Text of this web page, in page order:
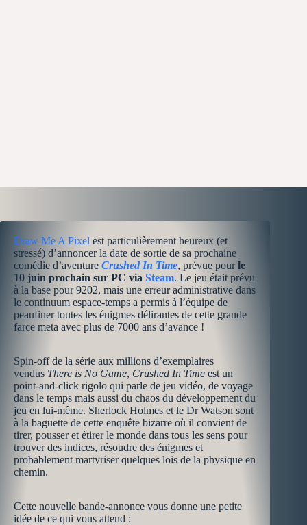
Draw Me A Pixel est particulièrement heureux (et
stressé) d’annoncer la date de sortie de sa prochaine
comédie d’aventure Crushed In Time, prévue pourle
10 juin prochain sur PC via Steam. Le jeu était prévu
à la base pour 9202, mais une erreur administrative dans
le continuum espace-temps a permis à l’équipe de
peaufiner toutes les énigmes délirantes de cette grande
farce meta avec plus de 7000 ans d’avance !
Spin-off de la série aux millions d’exemplaires
vendus There is No Game, Crushed In Time est un
point-and-click rigolo qui parle de jeu vidéo, de voyage
dans le temps mais aussi du chaos du développement du
jeu en lui-même. Sherlock Holmes et le Dr Watson sont
à la baguette de cette enquête bizarre où il convient de
tirer, pousser et étirer le monde dans tous les sens pour
trouver des indices, résoudre des énigmes et
probablement martyriser quelques lois de la physique en
chemin.
Cette nouvelle bande-annonce vous donne une petite
idée de ce qui vous attend :